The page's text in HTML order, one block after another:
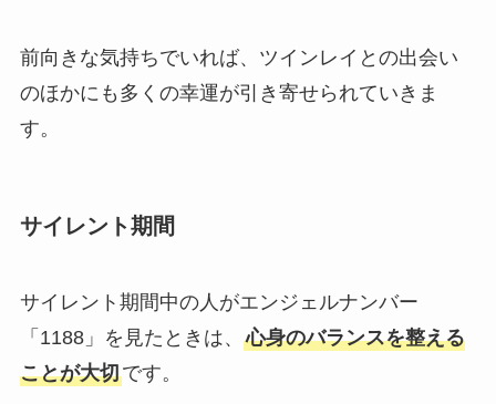
前向きな気持ちでいれば、ツインレイとの出会い
のほかにも多くの幸運が引き寄せられていきま
す。
サイレント期間
サイレント期間中の人がエンジェルナンバー
「1188」を見たときは、 心身のバランスを整える
ことが大切です。